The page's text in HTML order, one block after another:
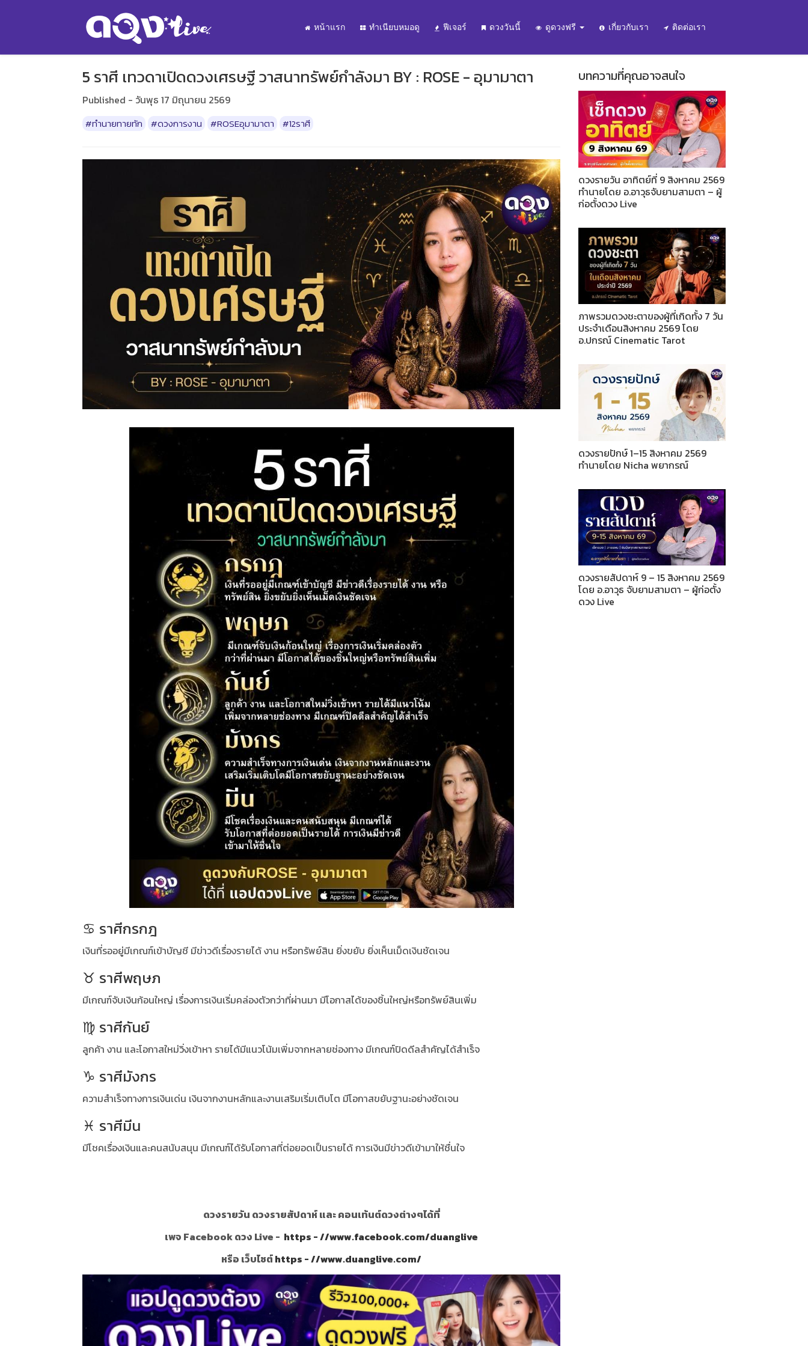
หน้าแรก ทำเนียบหมอดู ฟีเจอร์ ดวงวันนี้ ดูดวงฟรี เกี่ยวกับเรา ติดต่อเรา
5 ราศี เทวดาเปิดดวงเศรษฐี วาสนาทรัพย์กำลังมา BY : ROSE - อุมามาตา
Published - วันพุธ 17 มิถุนายน 2569
#ทำนายทายทัก #ดวงการงาน #ROSEอุมามาตา #12ราศี
♋ ราศีกรกฎ
เงินที่รออยู่มีเกณฑ์เข้าบัญชี มีข่าวดีเรื่องรายได้ งาน หรือทรัพย์สิน ยิ่งขยับ ยิ่งเห็นเม็ดเงินชัดเจน
♉ ราศีพฤษภ
มีเกณฑ์จับเงินก้อนใหญ่ เรื่องการเงินเริ่มคล่องตัวกว่าที่ผ่านมา มีโอกาสได้ของชิ้นใหญ่หรือทรัพย์สินเพิ่ม
♍ ราศีกันย์
ลูกค้า งาน และโอกาสใหม่วิ่งเข้าหา รายได้มีแนวโน้มเพิ่มจากหลายช่องทาง มีเกณฑ์ปิดดีลสำคัญได้สำเร็จ
♑ ราศีมังกร
ความสำเร็จทางการเงินเด่น เงินจากงานหลักและงานเสริมเริ่มเติบโต มีโอกาสขยับฐานะอย่างชัดเจน
♓ ราศีมีน
มีโชคเรื่องเงินและคนสนับสนุน มีเกณฑ์ได้รับโอกาสที่ต่อยอดเป็นรายได้ การเงินมีข่าวดีเข้ามาให้ชื่นใจ
ดวงรายวัน ดวงรายสัปดาห์ และ คอนเท้นต์ดวงต่างๆได้ที่
เพจ Facebook ดวง Live - https - //www.facebook.com/duanglive
หรือ เว็บไซต์https - //www.duanglive.com/
บทความที่คุณอาจสนใจ
ดวงรายวัน อาทิตย์ที่ 9 สิงหาคม 2569
ทำนายโดย อ.อาวุธจับยามสามตา – ผู้
ก่อตั้งดวง Live
ภาพรวมดวงชะตาของผู้ที่เกิดทั้ง 7 วัน
ประจำเดือนสิงหาคม 2569 โดย
อ.ปกรณ์ Cinematic Tarot
ดวงรายปักษ์ 1–15 สิงหาคม 2569
ทำนายโดย Nicha พยากรณ์
ดวงรายสัปดาห์ 9 – 15 สิงหาคม 2569
โดย อ.อาวุธ จับยามสามตา – ผู้ก่อตั้ง
ดวง Live